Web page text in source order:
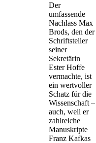
Der
umfassende
Nachlass Max
Brods, den der
Schriftsteller
seiner
Sekretärin
Ester Hoffe
vermachte, ist
ein wertvoller
Schatz für die
Wissenschaft –
auch, weil er
zahlreiche
Manuskripte
Franz Kafkas